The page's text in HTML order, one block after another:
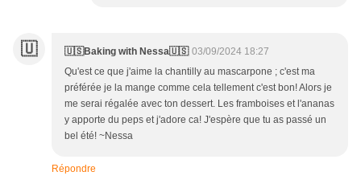
🇺 🇺🇸Baking with Nessa🇺🇸 03/09/2024 18:27
Qu'est ce que j'aime la chantilly au mascarpone ; c'est ma
préférée je la mange comme cela tellement c'est bon! Alors je
me serai régalée avec ton dessert. Les framboises et l'ananas
y apporte du peps et j'adore ca! J'espère que tu as passé un
bel été! ~Nessa
Répondre